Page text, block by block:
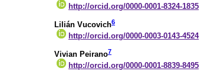
http://orcid.org/0000-0001-8324-1835
Lilián Vucovich6
http://orcid.org/0000-0003-0143-4524
Vivian Peirano7
http://orcid.org/0000-0001-8839-8495